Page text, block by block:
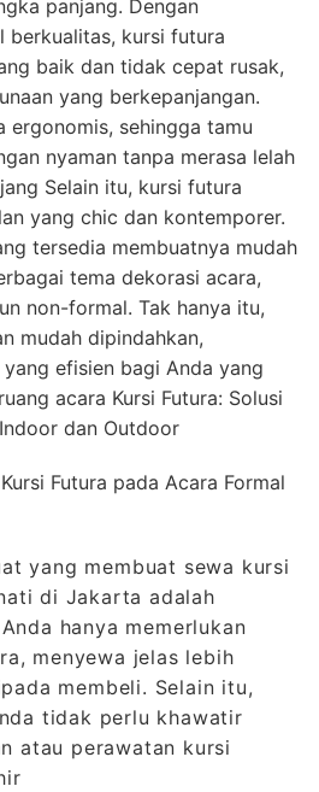
panjang. Dengan
berkualitas, kursi futura
baik dan tidak cepat rusak,
yang berkepanjangan.
ergonomis, sehingga tamu
nyaman tanpa merasa lelah
Selain itu, kursi futura
yang chic dan kontemporer.
tersedia membuatnya mudah
tema dekorasi acara,
non-formal. Tak hanya itu,
mudah dipindahkan,
efisien bagi Anda yang
acara Kursi Futura: Solusi
dan Outdoor
Futura pada Acara Formal
yang membuat sewa kursi
di Jakarta adalah
hanya memerlukan
menyewa jelas lebih
membeli. Selain itu,
tidak perlu khawatir
atau perawatan kursi